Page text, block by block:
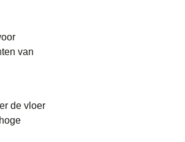
van
de vloer